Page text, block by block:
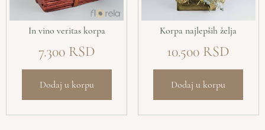
In vino veritas korpa
7.300
Dodaj u korpu
Korpa najlepših želja
10.500
Dodaj u korpu